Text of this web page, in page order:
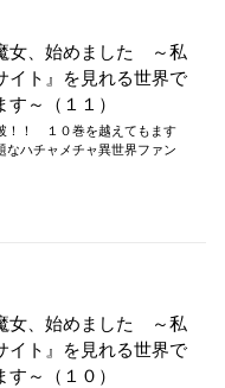
女、始めました ～私
イト』を見れる世界で
す～（１１）
！！ １０巻を越えてもます
なハチャメチャ異世界ファン
女、始めました ～私
イト』を見れる世界で
す～（１０）